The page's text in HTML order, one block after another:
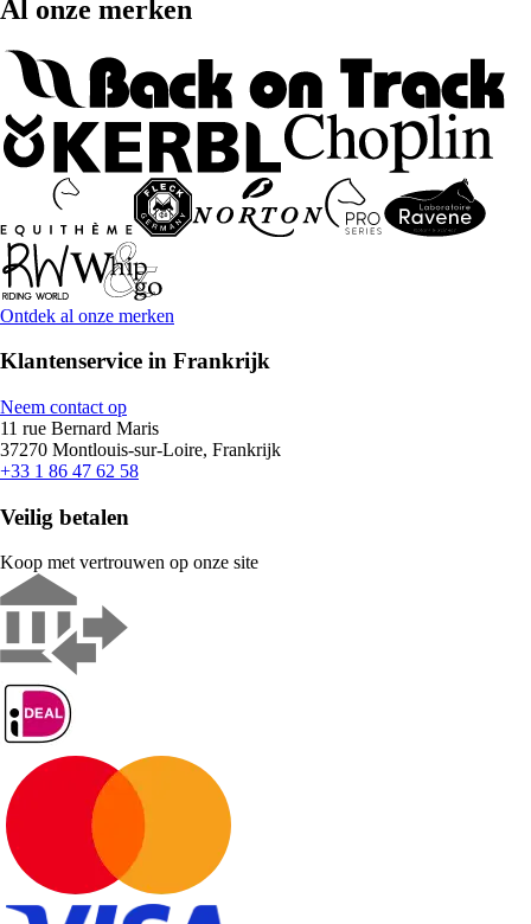
Al onze merken
Ontdek al onze merken
Klantenservice in Frankrijk
Neem contact op
11 rue Bernard Maris
37270 Montlouis-sur-Loire, Frankrijk
+33 1 86 47 62 58
Veilig betalen
Koop met vertrouwen op onze site